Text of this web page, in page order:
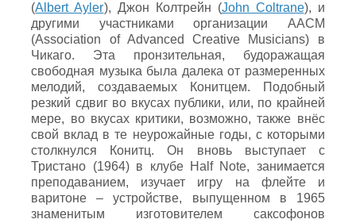
(Albert Ayler), Джон Колтрейн (John Coltrane), и
другими участниками организации ААСМ
(Association of Advanced Creative Musicians) в
Чикаго. Эта пронзительная, будоражащая
свободная музыка была далека от размеренных
мелодий, создаваемых Конитцем. Подобный
резкий сдвиг во вкусах публики, или, по крайней
мере, во вкусах критики, возможно, также внёс
свой вклад в те неурожайные годы, с которыми
столкнулся Конитц. Он вновь выступает с
Тристано (1964) в клубе Half Note, занимается
преподаванием, изучает игру на флейте и
варитоне – устройстве, выпущенном в 1965
знаменитым изготовителем саксофонов